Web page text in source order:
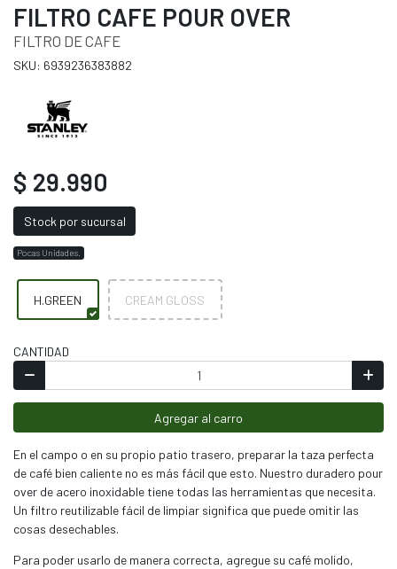
FILTRO CAFE POUR OVER
FILTRO DE CAFE
SKU: 6939236383882
$ 29.990
Stock por sucursal
Pocas Unidades.
H.GREEN CREAM GLOSS
CANTIDAD
Agregar al carro
En el campo o en su propio patio trasero, preparar la taza perfecta
de café bien caliente no es más fácil que esto. Nuestro duradero pour
over de acero inoxidable tiene todas las herramientas que necesita.
Un filtro reutilizable fácil de limpiar significa que puede omitir las
cosas desechables.
Para poder usarlo de manera correcta, agregue su café molido,